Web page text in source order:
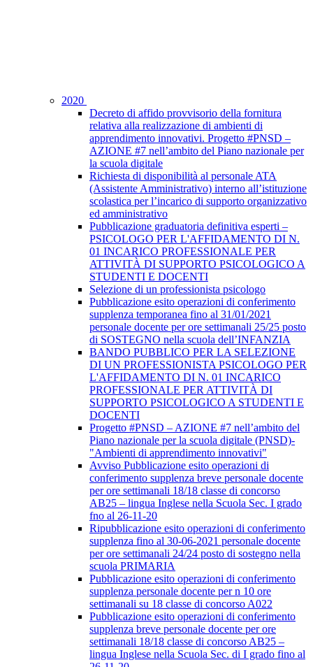
2020
Decreto di affido provvisorio della fornitura
relativa alla realizzazione di ambienti di
apprendimento innovativi. Progetto #PNSD –
AZIONE #7 nell’ambito del Piano nazionale per
la scuola digitale
Richiesta di disponibilità al personale ATA
(Assistente Amministrativo) interno all’istituzione
scolastica per l’incarico di supporto organizzativo
ed amministrativo
Pubblicazione graduatoria definitiva esperti –
PSICOLOGO PER L'AFFIDAMENTO DI N.
01 INCARICO PROFESSIONALE PER
ATTIVITÀ DI SUPPORTO PSICOLOGICO A
STUDENTI E DOCENTI
Selezione di un professionista psicologo
Pubblicazione esito operazioni di conferimento
supplenza temporanea fino al 31/01/2021
personale docente per ore settimanali 25/25 posto
di SOSTEGNO nella scuola dell’INFANZIA
BANDO PUBBLICO PER LA SELEZIONE
DI UN PROFESSIONISTA PSICOLOGO PER
L'AFFIDAMENTO DI N. 01 INCARICO
PROFESSIONALE PER ATTIVITÀ DI
SUPPORTO PSICOLOGICO A STUDENTI E
DOCENTI
Progetto #PNSD – AZIONE #7 nell’ambito del
Piano nazionale per la scuola digitale (PNSD)-
"Ambienti di apprendimento innovativi"
Avviso Pubblicazione esito operazioni di
conferimento supplenza breve personale docente
per ore settimanali 18/18 classe di concorso
AB25 – lingua Inglese nella Scuola Sec. I grado
fno al 26-11-20
Ripubblicazione esito operazioni di conferimento
supplenza fino al 30-06-2021 personale docente
per ore settimanali 24/24 posto di sostegno nella
scuola PRIMARIA
Pubblicazione esito operazioni di conferimento
supplenza personale docente per n 10 ore
settimanali su 18 classe di concorso A022
Pubblicazione esito operazioni di conferimento
supplenza breve personale docente per ore
settimanali 18/18 classe di concorso AB25 –
lingua Inglese nella Scuola Sec. di I grado fino al